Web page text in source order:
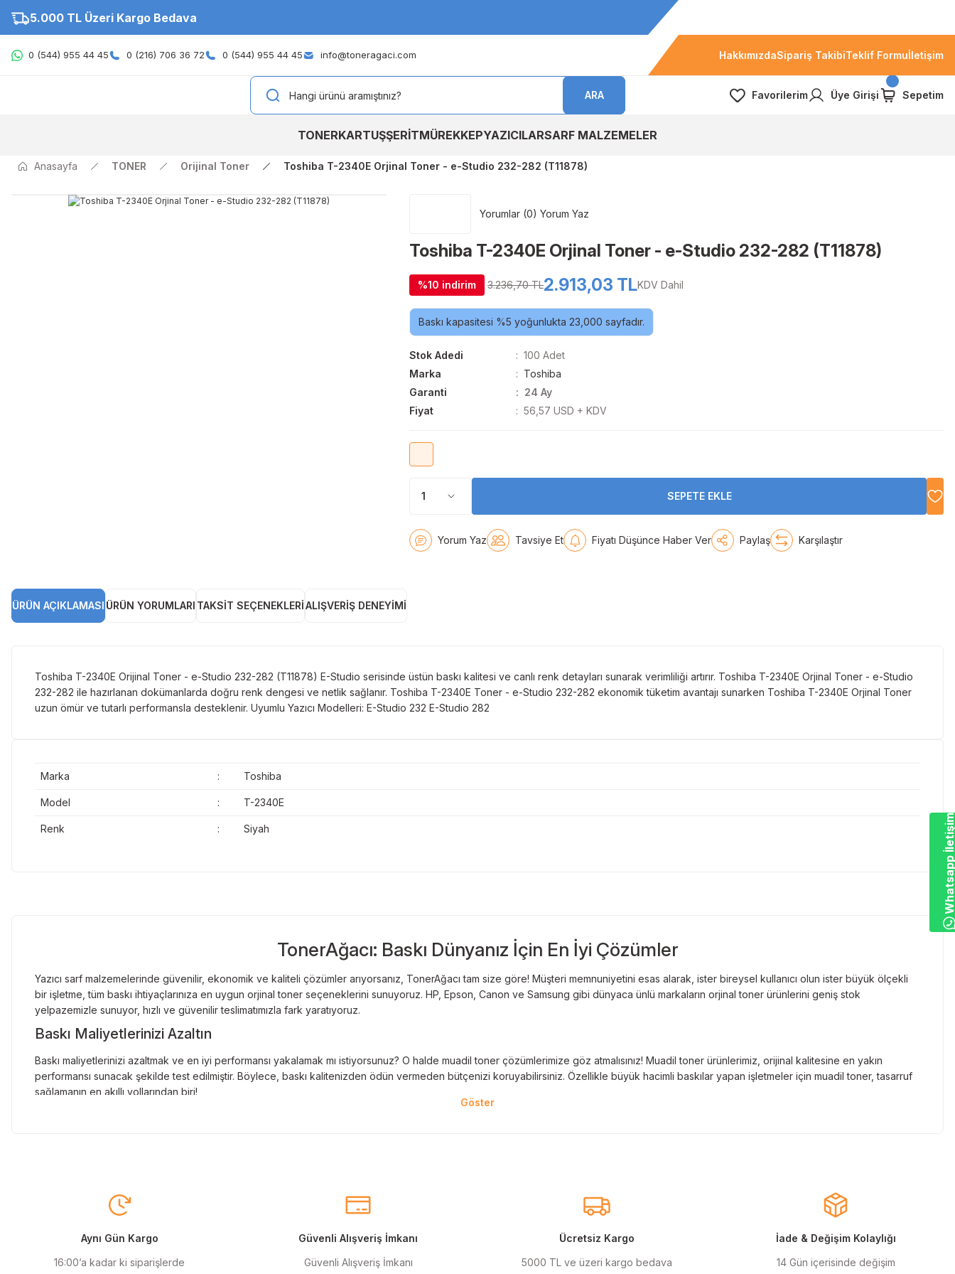
5.000 TL Üzeri Kargo Bedava
0 (544) 955 44 45 0 (216) 706 36 72 0 (544) 955 44 45 info@toneragaci.com HakkımızdaSipariş TakibiTeklif Formuİletişim
ARA Favorilerim Üye Girişi Sepetim
TONERKARTUŞŞERİTMÜREKKEPYAZICILARSARF MALZEMELER
Anasayfa TONER Orijinal Toner Toshiba T-2340E Orjinal Toner - e-Studio 232-282 (T11878)
Yorumlar (0) Yorum Yaz
Toshiba T-2340E Orjinal Toner - e-Studio 232-282 (T11878)
%10 indirim 3.236,70 TL2.913,03 TLKDV Dahil
Baskı kapasitesi %5 yoğunlukta 23,000 sayfadır.
Stok Adedi
100 Adet
Marka
Toshiba
Garanti
24 Ay
Fiyat
56,57 USD + KDV
SEPETE EKLE
Yorum Yaz Tavsiye Et Fiyatı Düşünce Haber Ver Paylaş Karşılaştır
ÜRÜN AÇIKLAMASI ÜRÜN YORUMLARI TAKSIT SEÇENEKLERIALIŞVERIŞ DENEYIMI
Toshiba T-2340E Orijinal Toner - e-Studio 232-282 (T11878) E-Studio serisinde üstün baskı kalitesi ve canlı renk detayları sunarak verimliliği artırır. Toshiba T-2340E Orjinal Toner - e-Studio
232-282 ile hazırlanan dokümanlarda doğru renk dengesi ve netlik sağlanır. Toshiba T-2340E Toner - e-Studio 232-282 ekonomik tüketim avantajı sunarken Toshiba T-2340E Orjinal Toner
uzun ömür ve tutarlı performansla desteklenir. Uyumlu Yazıcı Modelleri: E-Studio 232 E-Studio 282
Marka : Toshiba
Model : T-2340E
Renk : Siyah
TonerAğacı: Baskı Dünyanız İçin En İyi Çözümler
Yazıcı sarf malzemelerinde güvenilir, ekonomik ve kaliteli çözümler arıyorsanız, TonerAğacı tam size göre! Müşteri memnuniyetini esas alarak, ister bireysel kullanıcı olun ister büyük ölçekli
bir işletme, tüm baskı ihtiyaçlarınıza en uygun orjinal toner seçeneklerini sunuyoruz. HP, Epson, Canon ve Samsung gibi dünyaca ünlü markaların orjinal toner ürünlerini geniş stok
yelpazemizle sunuyor, hızlı ve güvenilir teslimatımızla fark yaratıyoruz.
Baskı Maliyetlerinizi Azaltın
Baskı maliyetlerinizi azaltmak ve en iyi performansı yakalamak mı istiyorsunuz? O halde muadil toner çözümlerimize göz atmalısınız! Muadil toner ürünlerimiz, orijinal kalitesine en yakın
performansı sunacak şekilde test edilmiştir. Böylece, baskı kalitenizden ödün vermeden bütçenizi koruyabilirsiniz. Özellikle büyük hacimli baskılar yapan işletmeler için muadil toner, tasarruf
sağlamanın en akıllı yollarından biri!
Maliyetleri düşürmek isteyen kullanıcılar için muadil kartuş seçeneklerimiz de mevcuttur. Muadil kartuş, kaliteli baskıyı uygun fiyatlarla almanızı sağlarken, uzun ömürlü ve dayanıklı yapısıyla
Orjinal Mürekkep ile Canlı Baskılar
Aynı Gün Kargo
16:00’a kadar ki siparişlerde
Güvenli Alışveriş İmkanı
Güvenli Alışveriş İmkanı
Ücretsiz Kargo
5000 TL ve üzeri kargo bedava
İade & Değişim Kolaylığı
14 Gün içerisinde değişim